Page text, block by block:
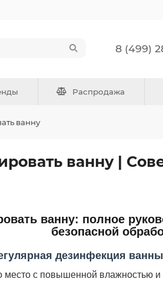
8 (499)
Распродажа
ванну
ванну |
ванну: полное
безопасной
дезинфекция
с повышенной влажностью и